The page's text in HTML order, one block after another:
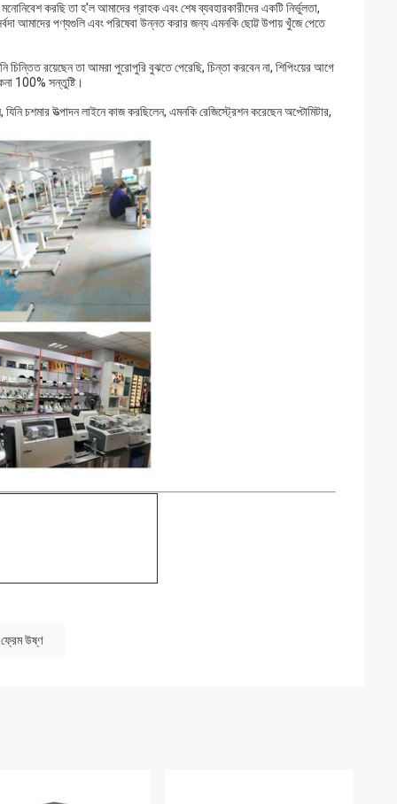
করছি তা হ'ল আমাদের গ্রাহক এবং শেষ ব্যবহারকারীদের একটি নির্ভুলতা,
আমাদের পণ্যগুলি এবং পরিষেবা উন্নত করার জন্য এমনকি ছোট্ট উপায় খুঁজে পেতে
চিন্তিত রয়েছেন তা আমরা পুরোপুরি বুঝতে পেরেছি, চিন্তা করবেন না, শিপিংয়ের আগে
100% সন্তুষ্টি।
চশমার উত্পাদন লাইনে কাজ করছিলেন, এমনকি রেজিস্ট্রেশন করেছেন অপ্টোমিটার,
উষ্ণ